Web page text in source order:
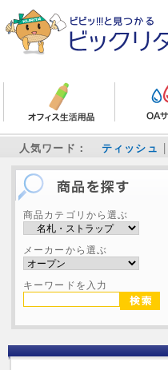
人気ワード： ティッシュ
商品カテゴリから選ぶ
メーカーから選ぶ
キーワードを入力